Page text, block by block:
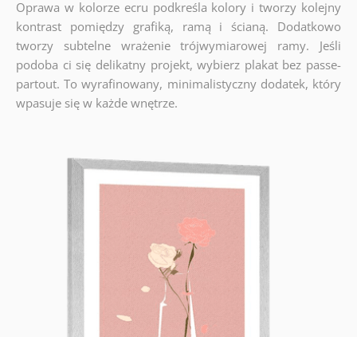
Oprawa w kolorze ecru podkreśla kolory i tworzy kolejny
kontrast pomiędzy grafiką, ramą i ścianą. Dodatkowo
tworzy subtelne wrażenie trójwymiarowej ramy. Jeśli
podoba ci się delikatny projekt, wybierz plakat bez passe-
partout. To wyrafinowany, minimalistyczny dodatek, który
wpasuje się w każde wnętrze.